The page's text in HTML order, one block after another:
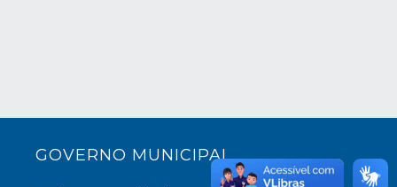
GOVERNO MUNICIPAL